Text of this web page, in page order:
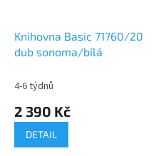
Knihovna Basic 71760/20
dub sonoma/bílá
4-6 týdnů
2 390 Kč
DETAIL